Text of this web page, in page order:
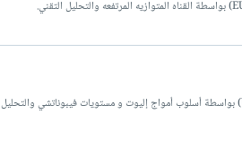
توصيات فوركس مجانية من خبراء شركة فوركس رويالز لزوج العملات الدولار الأمريكي/الفرنك السويسري (USD/CHF) بواسطة أسلوب أمواج إليوت و مستويات فيبوناتشي والتحليل